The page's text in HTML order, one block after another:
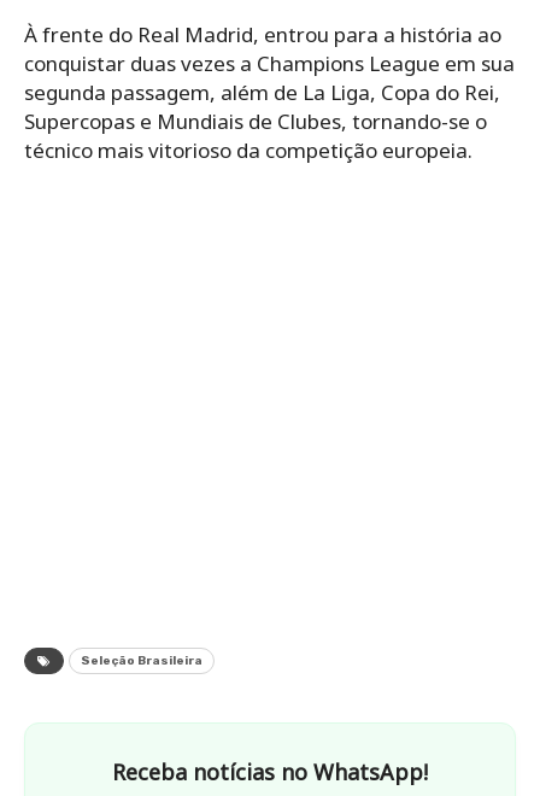
À frente do Real Madrid, entrou para a história ao
conquistar duas vezes a Champions League em sua
segunda passagem, além de La Liga, Copa do Rei,
Supercopas e Mundiais de Clubes, tornando-se o
técnico mais vitorioso da competição europeia.
Seleção Brasileira
Receba notícias no WhatsApp!